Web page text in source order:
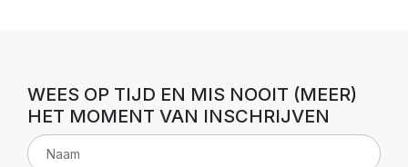
WEES OP TIJD EN MIS NOOIT (MEER)
HET MOMENT VAN INSCHRIJVEN